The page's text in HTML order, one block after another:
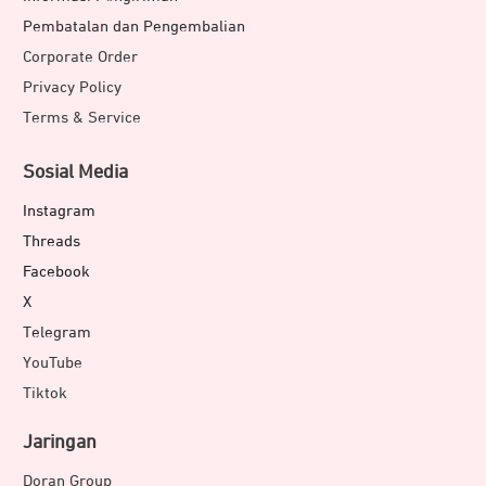
Pembatalan dan Pengembalian
Corporate Order
Privacy Policy
Terms & Service
Sosial Media
Instagram
Threads
Facebook
X
Telegram
YouTube
Tiktok
Jaringan
Doran Group